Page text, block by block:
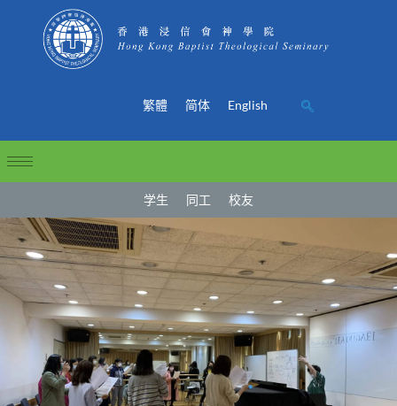
繁體 简体 English
学生 同工 校友